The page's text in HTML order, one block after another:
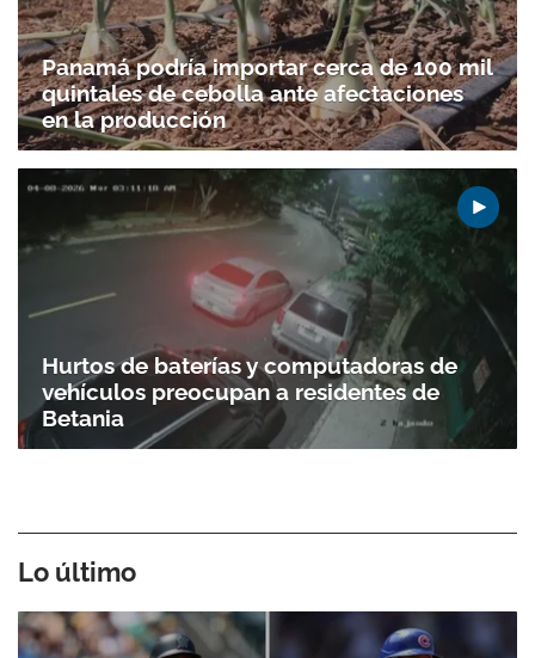
Panamá podría importar cerca de 100 mil
quintales de cebolla ante afectaciones
en la producción
Hurtos de baterías y computadoras de
vehículos preocupan a residentes de
Betania
Lo último